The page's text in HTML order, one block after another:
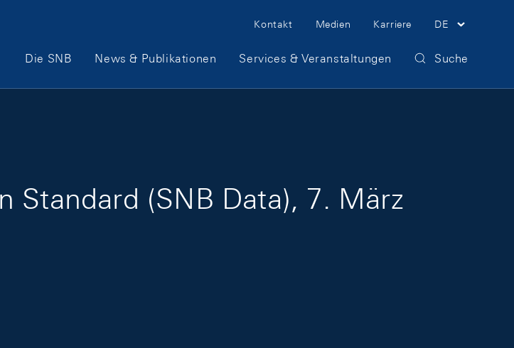
Meta Navigation
Kontakt Medien Karriere DE
Hauptnavigation
Die SNB News & Publikationen Services & Veranstaltungen Suche
Standard (SNB Data), 7. März